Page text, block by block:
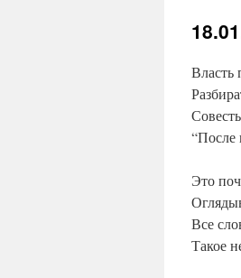
Власть
“После
Это
Все
Такое